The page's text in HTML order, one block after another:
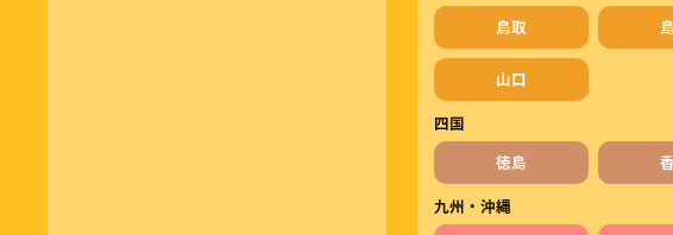
鳥取
山口
四国
徳島
九州・沖縄